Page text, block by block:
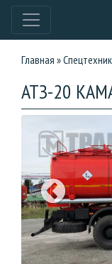
Главная »
АТЗ-20